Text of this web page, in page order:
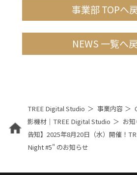
事業部 TOPへ
NEWS 一覧へ
TREE Digital Studio 事業内容
影機材｜TREE Digital Studio
お
告知】2025年8月20日（水）開催！
Night #5" のお知らせ